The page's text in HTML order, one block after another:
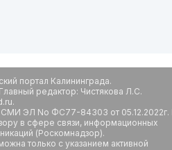
портал Калининграда.
редактор: Чистякова Л.С.
СМИ ЭЛ No ФС77-84303 от
в сфере связи, информационных
(Роскомнадзор).
только с указанием активной